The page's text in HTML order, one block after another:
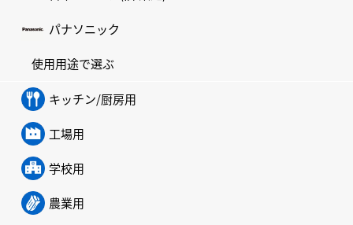
パナソニック
使用用途で選ぶ
キッチン/厨房用
工場用
学校用
農業用